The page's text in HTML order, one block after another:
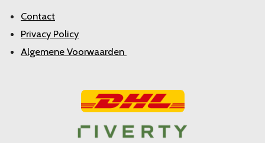
Contact
Privacy Policy
Algemene Voorwaarden